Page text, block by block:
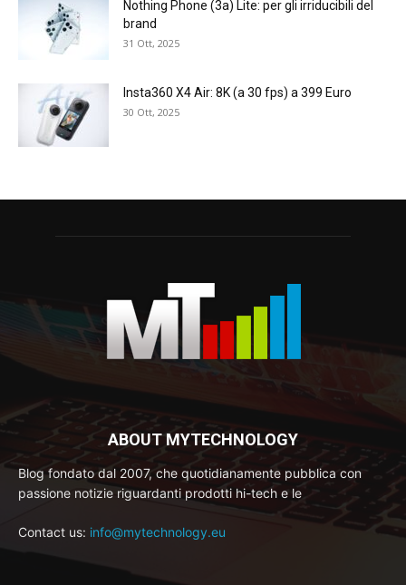
Nothing Phone (3a) Lite: per gli irriducibili del
brand
31 Ott, 2025
Insta360 X4 Air: 8K (a 30 fps) a 399 Euro
30 Ott, 2025
ABOUT MYTECHNOLOGY
Blog fondato dal 2007, che quotidianamente pubblica con
passione notizie riguardanti prodotti hi-tech e le
Contact us: info@mytechnology.eu